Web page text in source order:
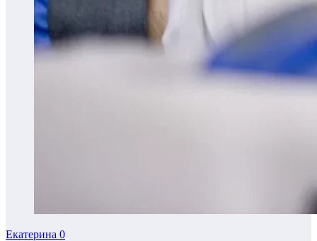
Екатерина 0